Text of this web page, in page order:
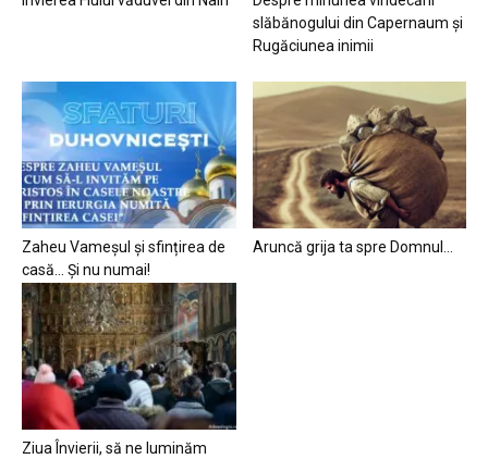
slăbănogului din Capernaum și
Rugăciunea inimii
Zaheu Vameșul și sfințirea de
casă… Și nu numai!
Aruncă grija ta spre Domnul…
Ziua Învierii, să ne luminăm